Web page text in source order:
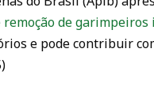
remoção de
e pode contribuir